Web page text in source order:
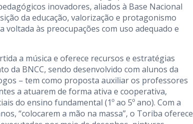
inovadores, aliados à Base Nacional
da educação, valorização e protagonismo
às preocupações com uso adequado e
a música e oferece recursos e estratégias
da BNCC, sendo desenvolvido com alunos da
– tem como proposta auxiliar os professores
a atuarem de forma ativa e cooperativa,
do ensino fundamental (1º ao 5º ano). Com a
“colocarem a mão na massa”, o Toriba oferece